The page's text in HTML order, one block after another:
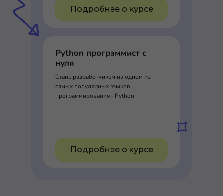
Подробнее о курсе
Python программист с
нуля
Стань разработчиком на одном из
самых популярных языков
программирования - Python
Подробнее о курсе